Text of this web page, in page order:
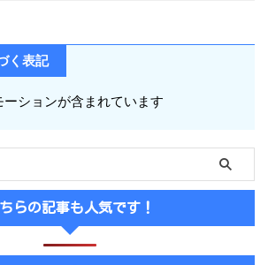
く表記
ションが含まれています
らの記事も人気です！